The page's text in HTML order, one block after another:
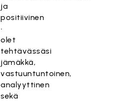
ja
positiivinen
•
olet
tehtävässäsi
jämäkkä,
vastuuntuntoinen,
analyyttinen
sekä